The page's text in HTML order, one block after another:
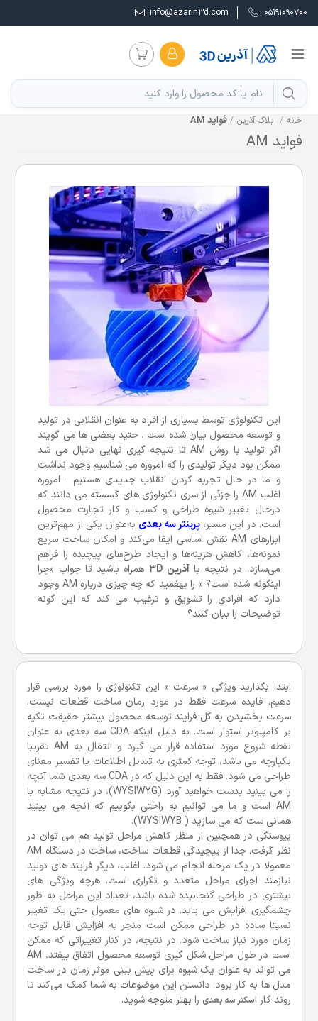
05191090700
info@azarin3d.com
خانه بلاگ آذرین فواید AM
فواید AM
این تکنولوژی توسط بسیاری از افراد به عنوان انقلابی در تولید
و توسعه محصول بیان شده است . حتید بعضی ها می گویند
اگر تولید با روش AM تا نتیجه گیری نهایی دنبال می شد
ممکن بود دیگر تولیدی را که امروزه می شناسیم وجود نداشت
و ما در حال تجربه کردن انقلاب جدیدی هستیم . امروزه
اغلب AM را جزئی از سری تکنولوژی های گسسته می دانند که
درحال تغییر شیوه طراحی و کسب و کار تجارت محصول
است. در این مسیر، پرینتر سه بعدی به‌عنوان یکی از مهم‌ترین
ابزارهای AM نقش اساسی ایفا می‌کند و امکان ساخت سریع
نمونه‌ها، کاهش هزینه‌ها و ایجاد طرح‌های پیچیده را فراهم
می‌سازد. در نتیجه باآذرین 3D
همراه باشید تا جواب «چرا
اینگونه شده است؟ » را بهفمید که چه چیزی درباره AM وجود
دارد که افرادی را تشویق و ترغیب می کند که این گونه
توضیحات را بیان کنند؟
ابتدا بگذارید ویژگی « سرعت » این تکنولوژی را مورد بررسی قرار
دهیم. فایده سرعت فقط در مورد زمان ساخت قطعات نیست.
سرعت بخشیدن به کل فرایند توسعه محصول بیشتر حقیقت تکیه
بر کامپیوتر استوار است. به دلیل اینکه CDA سه بعدی به عنوان
نقطه شروع مورد استفاده قرار می گیرد و انتقال به AM تقریبا
یکپارچه می باشد، توجه کمتری به تبدیل اطلاعات یا تفسیر معنای
طراحی می شود. فقط به این دلیل که در CDA سه بعدی شما آنچه
را می بینید بدست خواهید آورد (WYSIWYG)، در نتیجه مشابه با
AM است و ما می توانیم به راحتی بگوییم که آنچه می بینید
همانی ست که می سازید ( WYSIWYB).
پیوستگی در همچنین از منظر کاهش مراحل تولید هم می توان در
نظر گرفت. جدا از پیچیدگی قطعات ساخت، ساخت در دستگاه AM
معمولا در یک مرحله انجام می شود. اغلب، دیگر فرایند های تولید
نیازمند اجرای مراحل متعدد و تکراری است. هرچه ویژگی های
بیشتری در طراحی گنجانیده شده باشد، تعداد این مراحل به طور
چشمگیری افزایش می یابد. در شیوه های معمول حتی یک تغییر
نسبتا ساده در طراحی ممکن است منجر به افزایش قابل توجه
زمان مورد نیاز ساخت شود. در نتیجه، در کنار تغییراتی که ممکن
است در طول مراحل شکل گیری توسعه محصول اتفاق بیفتد، AM
می تواند به عنوان یک شیوه برای پیش بینی موثر زمان در ساخت
مدل ها به کار برود. دانستن این موضوعات به شما کمک می‌کند تا
روند کار اسکنر سه بعدی را بهتر متوجه شوید.